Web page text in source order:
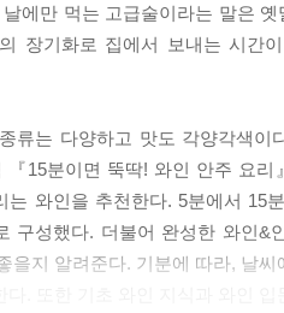
날에만 먹는 고급술이라는 말은
장기화로 집에서 보내는 시간
류는 다양하고 맛도 각양각색
『15분이면 뚝딱! 와인 안주 요
는 와인을 추천한다. 5분에서 15
구성했다. 더불어 완성한 와인
을지 알려준다. 기분에 따라, 날